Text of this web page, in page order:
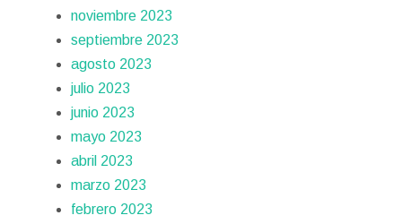
noviembre 2023
septiembre 2023
agosto 2023
julio 2023
junio 2023
mayo 2023
abril 2023
marzo 2023
febrero 2023